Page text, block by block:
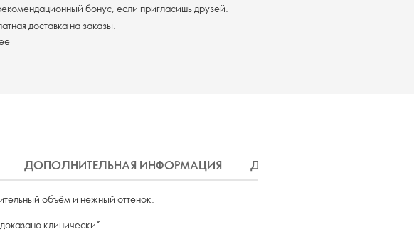
бонус, если пригласишь друзей.
доставка на заказы.
ДОПОЛНИТЕЛЬНАЯ ИНФОРМАЦИЯ ДОСТАВКА
объём и нежный оттенок.
клинически*